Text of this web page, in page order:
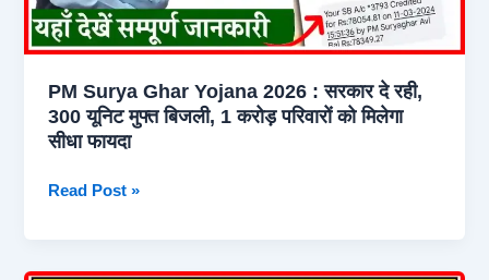
मिलेंगे
प्रतिवर्ष
जड़ी
बूटियां
वाले
PM Surya Ghar Yojana 2026 : सरकार दे रही,
300 यूनिट मुफ्त बिजली, 1 करोड़ परिवारों को मिलेगा
सीधा फायदा
PM
Yojana
Read Post »